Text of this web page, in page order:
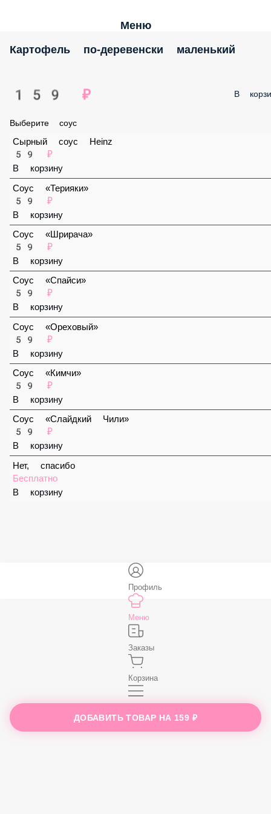
Меню
Картофель по-деревенски маленький
159 ₽ В
Выберите соус
Сырный соус Heinz
59 ₽
В корзину
Соус «Терияки»
59 ₽
В корзину
Соус «Шрирача»
59 ₽
В корзину
Соус «Спайси»
59 ₽
В корзину
Соус «Ореховый»
59 ₽
В корзину
Соус «Кимчи»
59 ₽
В корзину
Соус «Слайдкий Чили»
59 ₽
В корзину
ДОБАВИТЬ ТОВАР НА 159 ₽
Профиль
Меню
Заказы